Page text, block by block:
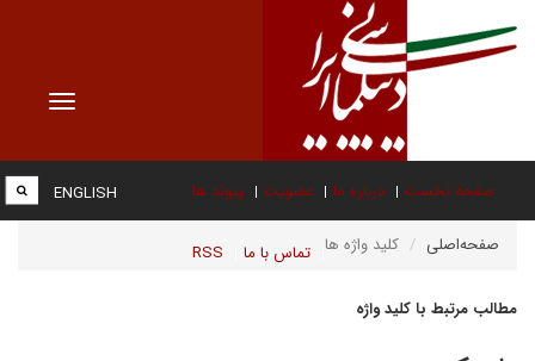
Toggle
صفحه نخست درباره ما عضویت پیوند ها
تماس با ما RSS
ENGLISH
صفحه‌اصلی کلید واژه ها
مطالب مرتبط با کلید واژه